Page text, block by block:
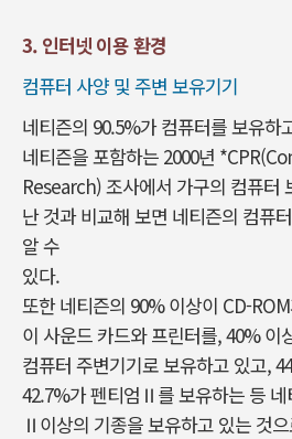
3. 인터넷 이용 환경
컴퓨터 사양 및 주변 보유기기
네티즌의 90.5%가 컴퓨터를 보유하
네티즌을 포함하는 2000년
Research) 조사에서 가구의 컴퓨터
난 것과 비교해 보면 네티즌의 컴퓨
알 수
있다.
또한 네티즌의 90% 이상이 CD-
이 사운드 카드와 프린터를, 40% 이
컴퓨터 주변기기로 보유하고 있고,
42.7%가 펜티엄Ⅱ를 보유하는 등 네
Ⅱ이상의 기종을 보유하고 있는 것